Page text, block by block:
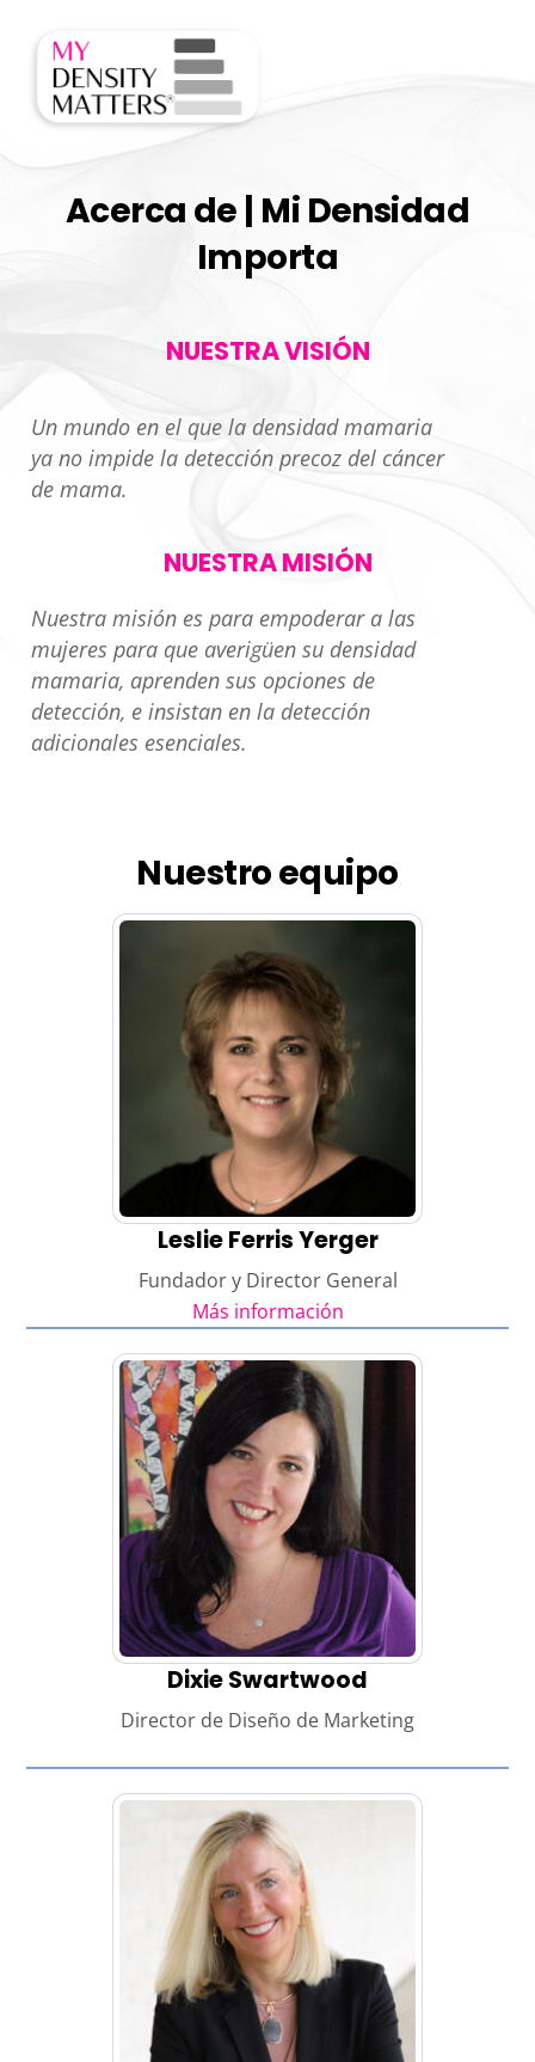
content
Acerca de | Mi Densidad
Importa
NUESTRA VISIÓN
Un mundo en el que la densidad mamaria
ya no impide la detección precoz del cáncer
de mama.
NUESTRA MISIÓN
Nuestra misión es para empoderar a las
mujeres para que averigüen su densidad
mamaria, aprenden sus opciones de
detección, e insistan en la detección
adicionales esenciales.
Nuestro equipo
Leslie Ferris Yerger
Fundador y Director General
Más información
Dixie Swartwood
Director de Diseño de Marketing